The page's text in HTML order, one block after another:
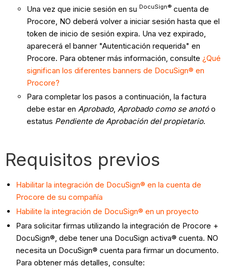
Una vez que inicie sesión en su DocuSign® cuenta de
Procore, NO deberá volver a iniciar sesión hasta que el
token de inicio de sesión expira. Una vez expirado,
aparecerá el banner "Autenticación requerida" en
Procore. Para obtener más información, consulte ¿Qué
significan los diferentes banners de DocuSign® en
Procore?
Para completar los pasos a continuación, la factura
debe estar enAprobado,Aprobado como se anotóo
estatus Pendiente de Aprobación del propietario.
Requisitos previos
Habilitar la integración de DocuSign® en la cuenta de
Procore de su compañía
Habilite la integración de DocuSign® en un proyecto
Para solicitar firmas utilizando la integración de Procore +
DocuSign®, debe tener una DocuSign activa® cuenta. NO
necesita un DocuSign® cuenta para firmar un documento.
Para obtener más detalles, consulte: